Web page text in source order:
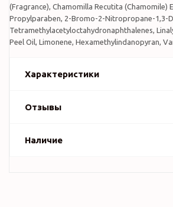
(Fragrance), Chamomilla Recutita (Chamomile)
Propylparaben, 2-Bromo-2-Nitropropane-1,3-
Tetramethylacetyloctahydronaphthalenes,
Peel Oil, Limonene, Hexamethylindanopyran,
Характеристики
Отзывы
Наличие